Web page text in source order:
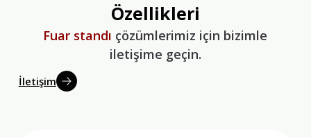
Özellikleri
Fuar standı çözümlerimiz için bizimle
iletişime geçin.
İletişim